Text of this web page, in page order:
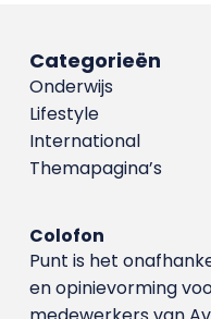
Categorieën
Onderwijs
Lifestyle
International
Themapagina’s
Colofon
Punt is het
en opinievorming